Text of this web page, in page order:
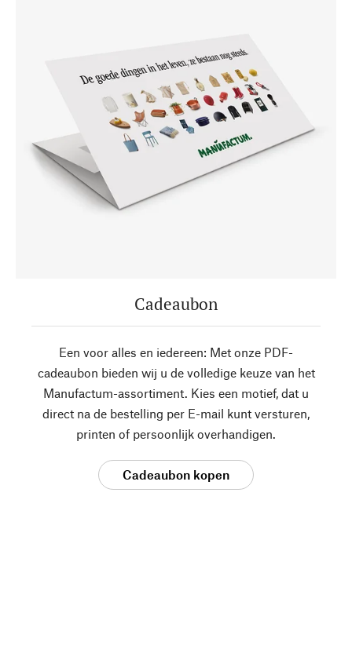
Cadeaubon
Een voor alles en iedereen: Met onze PDF-
cadeaubon bieden wij u de volledige keuze van het
Manufactum-assortiment. Kies een motief, dat u
direct na de bestelling per E-mail kunt versturen,
printen of persoonlijk overhandigen.
Cadeaubon kopen